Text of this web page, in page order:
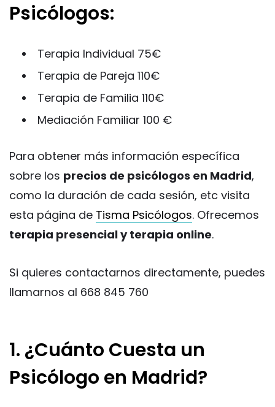
Psicólogos:
Terapia Individual 75€
Terapia de Pareja 110€
Terapia de Familia 110€
Mediación Familiar 100 €
Para obtener más información específica
sobre los precios de psicólogos en Madrid,
como la duración de cada sesión, etc visita
esta página de Tisma Psicólogos. Ofrecemos
terapia presencial y terapia online.
Si quieres contactarnos directamente, puedes
llamarnos al 668 845 760
1. ¿Cuánto Cuesta un
Psicólogo en Madrid?